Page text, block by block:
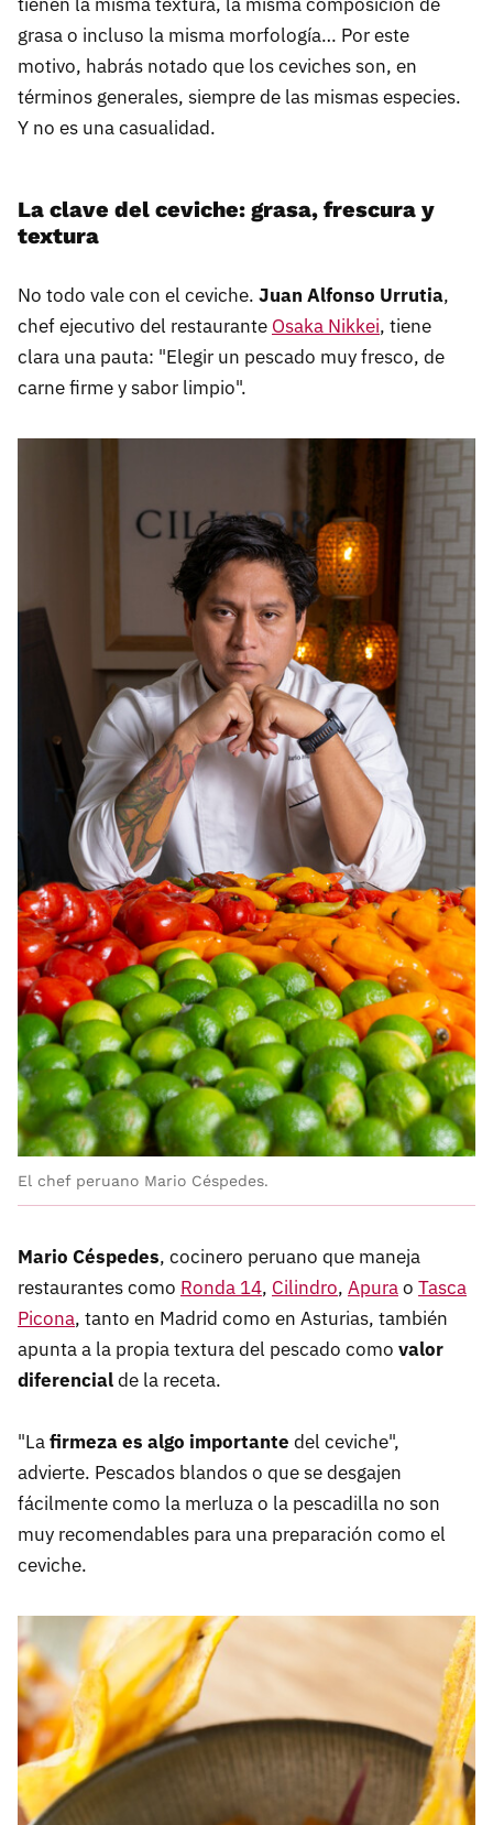
grasa o incluso la misma morfología… Por este
motivo, habrás notado que los ceviches son, en
términos generales, siempre de las mismas especies.
Y no es una casualidad.
La clave del ceviche: grasa, frescura y
textura
No todo vale con el ceviche. Juan Alfonso Urrutia,
chef ejecutivo del restaurante Osaka Nikkei, tiene
clara una pauta: "Elegir un pescado muy fresco, de
carne firme y sabor limpio".
El chef peruano Mario Céspedes.
Mario Céspedes, cocinero peruano que maneja
restaurantes como Ronda 14, Cilindro, Apurao Tasca
Picona, tanto en Madrid como en Asturias, también
apunta a la propia textura del pescado como valor
diferencialde la receta.
"Lafirmeza es algo importante del ceviche",
advierte. Pescados blandos o que se desgajen
fácilmente como la merluza o la pescadilla no son
muy recomendables para una preparación como el
ceviche.